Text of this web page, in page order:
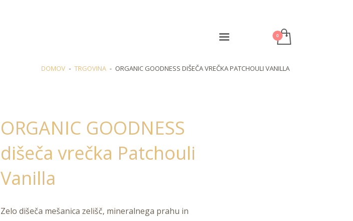
DOMOV TRGOVINA ORGANIC GOODNESS DIŠEČA VREČKA PATCHOULI VANILLA
ORGANIC GOODNESS
dišeča vrečka Patchouli
Vanilla
Zelo dišeča mešanica zelišč, mineralnega prahu in